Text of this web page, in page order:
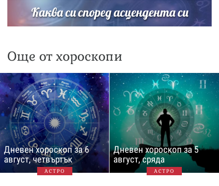
Каква си според асцендента си
Още от хороскопи
Дневен хороскоп за 6
август, четвъртък
АСТРО
Дневен хороскоп за 5
август, сряда
АСТРО